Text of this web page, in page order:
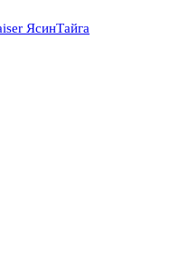
ЯсинТайга